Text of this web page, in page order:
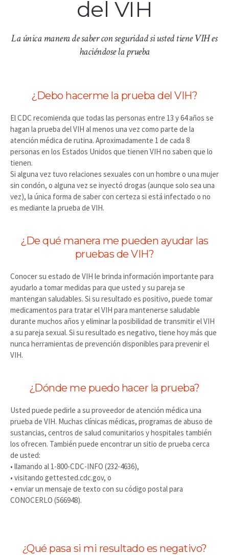
del VIH
La única manera de saber con seguridad si usted tiene VIH es
haciéndose la prueba
¿Debo hacerme la prueba del VIH?
El CDC recomienda que todas las personas entre 13 y 64 años se
hagan la prueba del VIH al menos una vez como parte de la
atención médica de rutina. Aproximadamente 1 de cada 8
personas en los Estados Unidos que tienen VIH no saben que lo
tienen.
Si alguna vez tuvo relaciones sexuales con un hombre o una mujer
sin condón, o alguna vez se inyectó drogas (aunque solo sea una
vez), la única forma de saber con certeza si está infectado o no
es mediante la prueba de VIH.
¿De qué manera me pueden ayudar las
pruebas de VIH?
Conocer su estado de VIH le brinda información importante para
ayudarlo a tomar medidas para que usted y su pareja se
mantengan saludables. Si su resultado es positivo, puede tomar
medicamentos para tratar el VIH para mantenerse saludable
durante muchos años y eliminar la posibilidad de transmitir el VIH
a su pareja sexual. Si su resultado es negativo, tiene hoy más que
nunca herramientas de prevención disponibles para prevenir el
VIH.
¿Dónde me puedo hacer la prueba?
Usted puede pedirle a su proveedor de atención médica una
prueba de VIH. Muchas clínicas médicas, programas de abuso de
sustancias, centros de salud comunitarios y hospitales también
los ofrecen. También puede encontrar un sitio de prueba cerca
de usted:
• llamando al 1-800-CDC-INFO (232-4636),
• visitando gettested.cdc.gov, o
• enviar un mensaje de texto con su código postal para
CONOCERLO (566948).
¿Qué pasa si mi resultado es negativo?